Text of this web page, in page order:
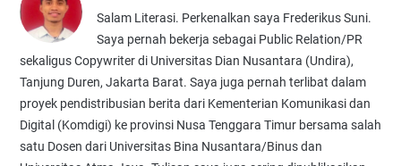
Salam Literasi. Perkenalkan saya Frederikus Suni.
Saya pernah bekerja sebagai Public Relation/PR
sekaligus Copywriter di Universitas Dian Nusantara (Undira),
Tanjung Duren, Jakarta Barat. Saya juga pernah terlibat dalam
proyek pendistribusian berita dari Kementerian Komunikasi dan
Digital (Komdigi) ke provinsi Nusa Tenggara Timur bersama salah
satu Dosen dari Universitas Bina Nusantara/Binus dan